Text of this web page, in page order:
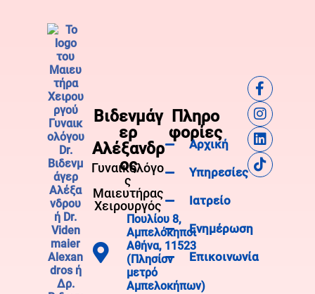
Βιδενμάγ
ερ
Αλέξανδρ
ος
Γυναικολόγο
ς
Μαιευτήρας
Χειρουργός
Πουλίου 8,
Αμπελόκηποι
Αθήνα, 11523
(Πλησίον
μετρό
Αμπελοκήπων)
Πληρο
φορίες
Αρχική
Υπηρεσίες
Ιατρείο
Ενημέρωση
Επικοινωνία